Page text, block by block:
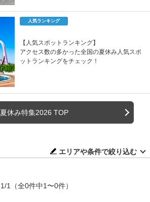
人気ランキング
【人気スポットランキング】
アクセス数の多かった全国の夏休み人気スポ
ットランキングをチェック！
夏休み特集2026 TOP
エリアや条件で絞り込む
1/1 （全0件中1〜0件）